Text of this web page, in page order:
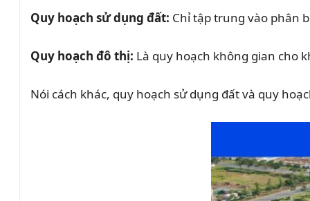
Quy hoạch sử dụng đất: Chỉ tập trung vào phân
Quy hoạch đô thị: Là quy hoạch không gian cho
Nói cách khác, quy hoạch sử dụng đất và quy